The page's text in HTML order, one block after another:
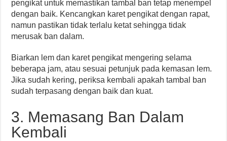
pengikat untuk memastikan tambal ban tetap menempel
dengan baik. Kencangkan karet pengikat dengan rapat,
namun pastikan tidak terlalu ketat sehingga tidak
merusak ban dalam.
Biarkan lem dan karet pengikat mengering selama
beberapa jam, atau sesuai petunjuk pada kemasan lem.
Jika sudah kering, periksa kembali apakah tambal ban
sudah terpasang dengan baik dan kuat.
3. Memasang Ban Dalam
Kembali